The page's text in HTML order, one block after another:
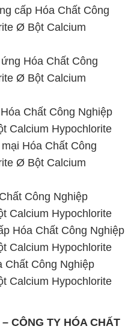
cấp Hóa Chất Công
Ø Bột Calcium
Hóa Chất Công
Ø Bột Calcium
Chất Công Nghiệp
Calcium Hypochlorite
Hóa Chất Công
Ø Bột Calcium
Công Nghiệp
Calcium Hypochlorite
Hóa Chất Công Nghiệp
Calcium Hypochlorite
Chất Công Nghiệp
Calcium Hypochlorite
CÔNG TY HÓA CHẤT